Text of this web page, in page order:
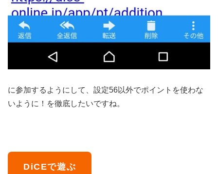
に参加するようにして、設定56以外でポイントを使わな
いように！を徹底したいですね。
DiCEで遊ぶ